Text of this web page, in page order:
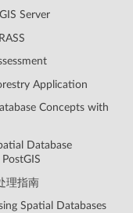
Server
Application
Concepts with
Database
理指南
Spatial Databases